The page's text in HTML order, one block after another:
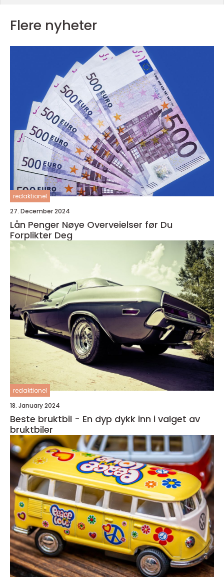
Flere nyheter
redaktionel
27. December 2024
Lån Penger Nøye Overveielser før Du
Forplikter Deg
redaktionel
18. January 2024
Beste bruktbil - En dyp dykk inn i valget av
bruktbiler